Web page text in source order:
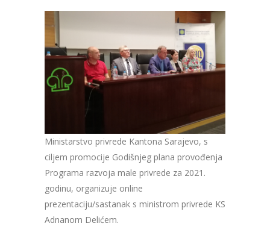
Ministarstvo privrede Kantona Sarajevo, s
ciljem promocije Godišnjeg plana provođenja
Programa razvoja male privrede za 2021.
godinu, organizuje online
prezentaciju/sastanak s ministrom privrede KS
Adnanom Delićem.